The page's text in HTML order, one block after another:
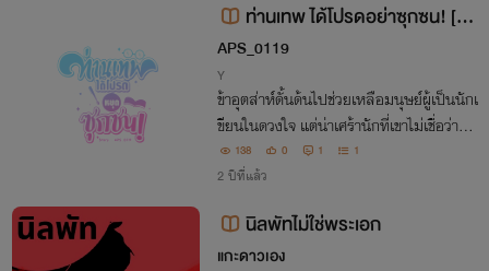
ท่านเทพ ได้โปรดอย่าซุกซน! [M
preg]
APS_0119
Y
ข้าอุตส่าห์ดั้นด้นไปช่วยเหลือมนุษย์ผู้เป็นนักเ
ขียนในดวงใจ แต่น่าเศร้านักที่เขาไม่เชื่อว่าข้าเ
ป็นถึงบุตรรักของมหาเทพโอลิมปัส! เห็นทีข้
าต้องใบ้หวยประกาศศักดาให้สมกับเป็นเทพ
138 0 1 1
2 ปีที่แล้ว
นิลพัทไม่ใช่พระเอก
แกะดาวเอง